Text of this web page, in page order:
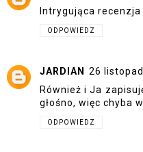
Intrygująca recenzja
ODPOWIEDZ
JARDIAN
26
Również i Ja
głośno, więc chyba
ODPOWIEDZ